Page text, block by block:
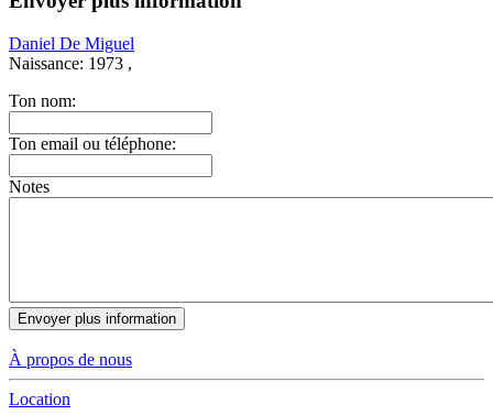
Daniel De Miguel
Naissance: 1973 ,
Ton nom:
Ton email ou téléphone:
Notes
À propos de nous
Location